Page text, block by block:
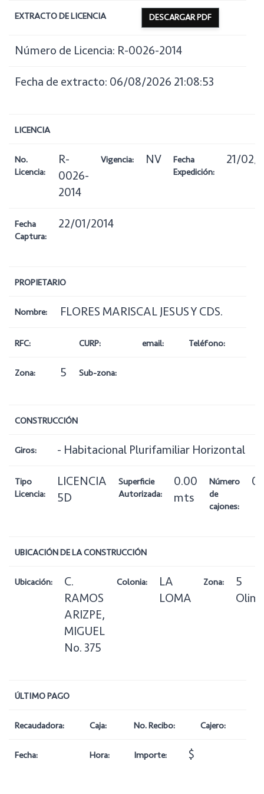
EXTRACTO DE LICENCIA DESCARGAR PDF
Número de Licencia: R-0026-2014
Fecha de extracto: 06/08/2026 21:08:53
LICENCIA
No.
Licencia:
R-
0026-
2014
Vigencia: NV
Fecha
Expedición:
21/02/
Fecha
Captura:
22/01/2014
PROPIETARIO
Nombre: FLORES MARISCAL JESUS Y CDS.
RFC: CURP: email: Teléfono:
Zona: 5 Sub-zona:
CONSTRUCCIÓN
Giros: - Habitacional Plurifamiliar Horizontal
Tipo
Licencia:
LICENCIA
5D
Superficie
Autorizada:
0.00
mts
Número
de
cajones:
0
UBICACIÓN DE LA CONSTRUCCIÓN
Ubicación:
C.
RAMOS
ARIZPE,
MIGUEL
No. 375
Colonia:
LA
LOMA
Zona:
5
ÚLTIMO PAGO
Recaudadora: Caja: No. Recibo: Cajero:
Fecha: Hora: Importe: $